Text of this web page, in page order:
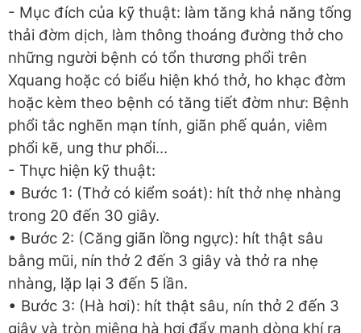
- Mục đích của kỹ thuật: làm tăng khả năng tống
thải đờm dịch, làm thông thoáng đường thở cho
những người bệnh có tổn thương phổi trên
Xquang hoặc có biểu hiện khó thở, ho khạc đờm
hoặc kèm theo bệnh có tăng tiết đờm như: Bệnh
phổi tắc nghẽn mạn tính, giãn phế quản, viêm
phổi kẽ, ung thư phổi...
- Thực hiện kỹ thuật:
• Bước 1: (Thở có kiểm soát): hít thở nhẹ nhàng
trong 20 đến 30 giây.
• Bước 2: (Căng giãn lồng ngực): hít thật sâu
bằng mũi, nín thở 2 đến 3 giây và thở ra nhẹ
nhàng, lặp lại 3 đến 5 lần.
• Bước 3: (Hà hơi): hít thật sâu, nín thở 2 đến 3
giây và tròn miệng hà hơi đẩy mạnh dòng khí ra